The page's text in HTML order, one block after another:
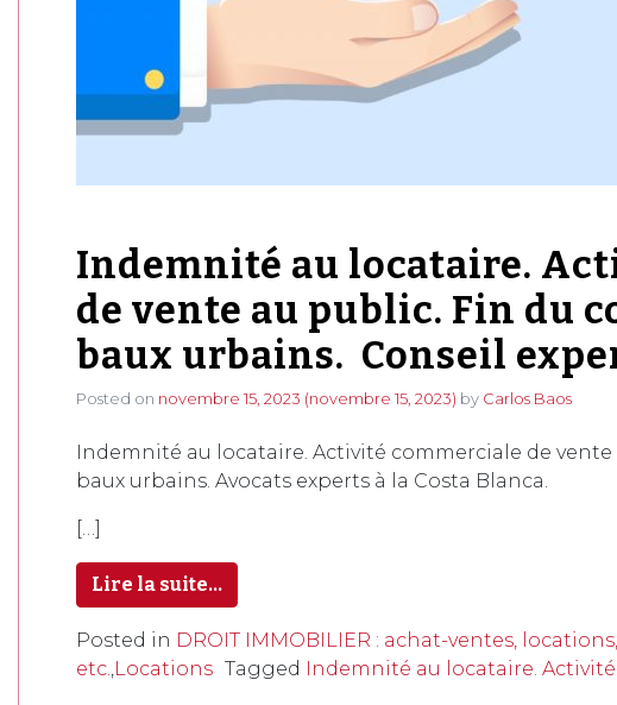
Indemnité au locataire.
de vente au public. Fin du
baux urbains. Conseil
Posted on novembre 15, 2023 (novembre 15, 2023) by Carlos Baos
Indemnité au locataire. Activité commerciale de
baux urbains. Avocats experts à la Costa Blanca.
[…]
Lire la suite…
Posted in DROIT IMMOBILIER : achat-ventes,
etc.,Locations Tagged Indemnité au locataire.